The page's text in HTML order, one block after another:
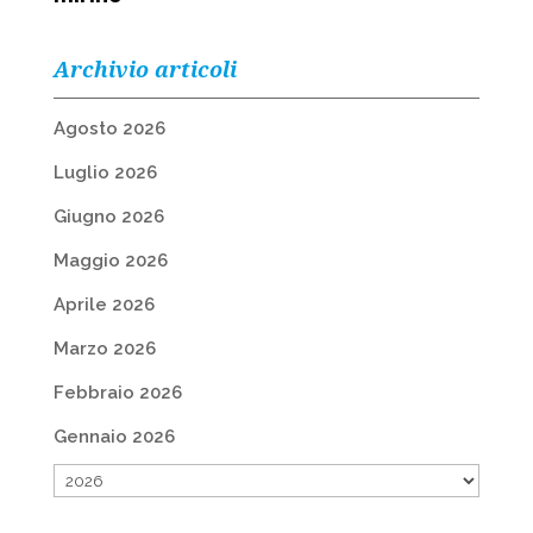
Archivio articoli
Agosto 2026
Luglio 2026
Giugno 2026
Maggio 2026
Aprile 2026
Marzo 2026
Febbraio 2026
Gennaio 2026